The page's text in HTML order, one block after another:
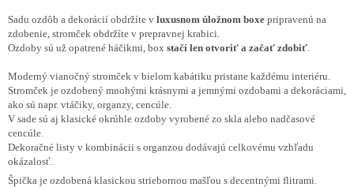
Sadu ozdôb a dekorácií obdržíte v luxusnom úložnom boxe pripravenú na
zdobenie, stromček obdržíte v prepravnej krabici.
Ozdoby sú už opatrené háčikmi, box stačí len otvoriť a začať zdobiť
Moderný vianočný stromček v bielom kabátiku pristane každému interiéru.
Stromček je ozdobený mnohými krásnymi a jemnými ozdobami a dekoráciami,
ako sú napr. vtáčiky, organzy, cencúle.
V sade sú aj klasické okrúhle ozdoby vyrobené zo skla alebo nadčasové
cencúle.
Dekoračné listy v kombinácii s organzou dodávajú celkovému vzhľadu
okázalosť.
Špička je ozdobená klasickou striebornou mašľou s decentnými flitrami.